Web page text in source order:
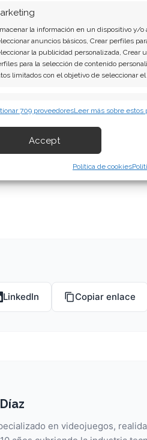
la información en un dispositivo y/o
anuncios básicos, Crear perfiles
la publicidad personalizada, Crear
para la selección de contenido
limitados con el objetivo de seleccionar
transmitida de forma automática.
la seguridad, evitar y
Ofrecer y presentar
709 proveedoresLeer más sobre estos
Accept
Política de cookies
de AMD del 7 de
Acción
o es momento de
exactamente qué hacer.
aquí!
LinkedIn Copiar enlace
en videojuegos,